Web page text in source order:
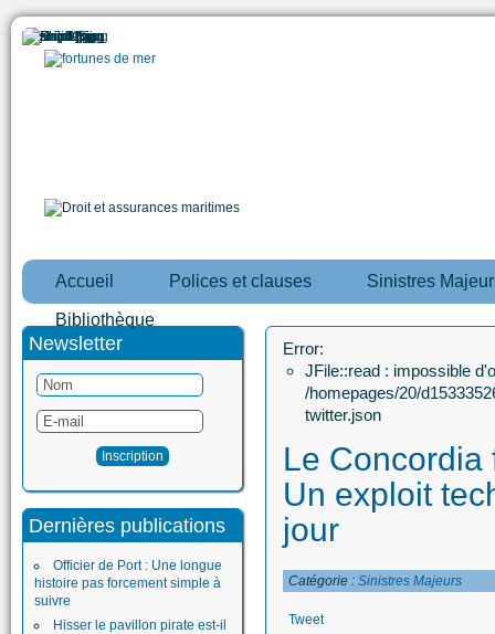
Accueil Polices et clauses Sinistres
Bibliothèque
Newsletter
Dernières publications
Officier de Port : Une longue
histoire pas forcement simple à
suivre
Hisser le pavillon pirate est-il
Error:
JFile::read : impossible
/homepages/20/
twitter.json
Le Concordia
Un exploit
jour
Catégorie : Sinistres Majeurs
Tweet